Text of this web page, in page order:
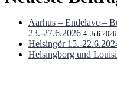
Aarhus – Endelave –
23.-27.6.2026 4. Juli 2026
Helsingör 15.-
Helsingborg und